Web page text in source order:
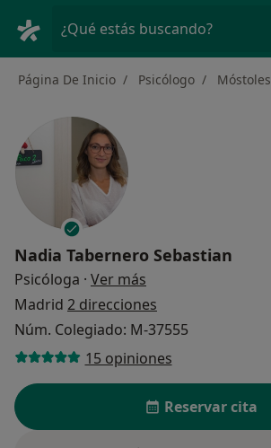
¿Qué estás buscando?
Página De Inicio Psicólogo Móstoles
Nadia Tabernero Sebastian
Psicóloga · Ver más
Madrid 2 direcciones
Núm. Colegiado: M-37555
15 opiniones
Reservar cita